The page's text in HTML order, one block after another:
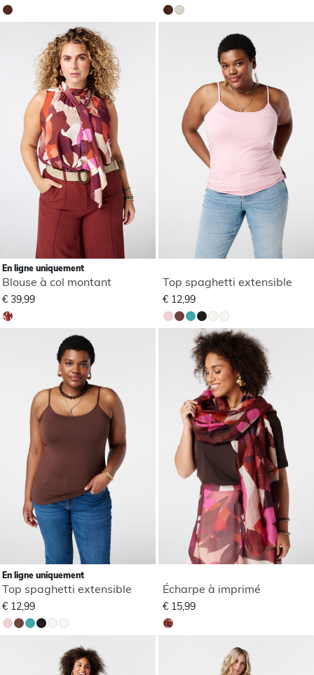
En ligne uniquement
Blouse à col montant
€ 39,99
Top spaghetti extensible
€ 12,99
En ligne uniquement
Top spaghetti extensible
€ 12,99
Écharpe à imprimé
€ 15,99